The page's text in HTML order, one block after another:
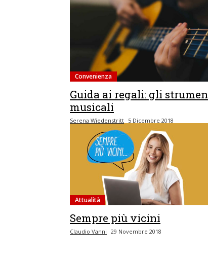
Convenienza
Guida ai regali: gli
musicali
Serena Wiedenstritt 5 Dicembre 2018
Attualità
Sempre più vicini
Claudio Vanni 29 Novembre 2018